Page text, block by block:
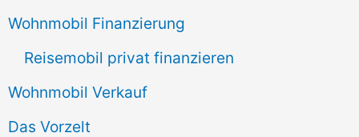
Wohnmobil Finanzierung
Reisemobil privat finanzieren
Wohnmobil Verkauf
Das Vorzelt